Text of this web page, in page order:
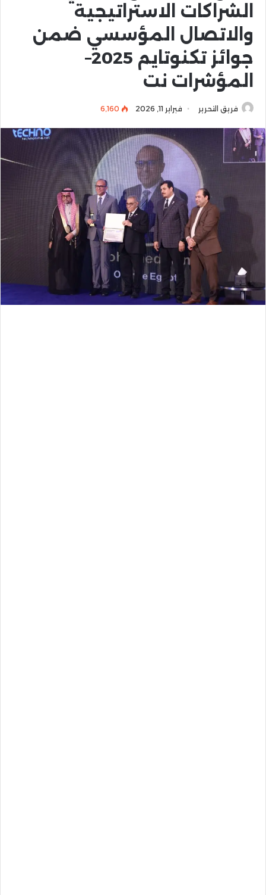
الشراكات الاستراتيجية
والاتصال المؤسسي ضمن
جوائز تكنوتايم 2025–
المؤشرات نت
فريق التحرير فبراير 11, 2026 6٬160